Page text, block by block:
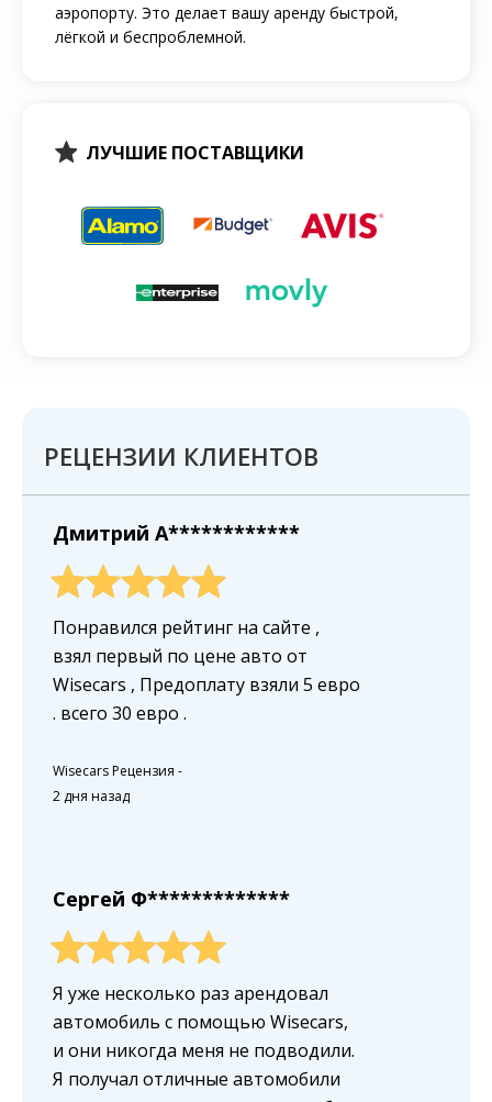
аэропорту. Это делает вашу аренду быстрой,
лёгкой и беспроблемной.
ЛУЧШИЕ ПОСТАВЩИКИ
РЕЦЕНЗИИ КЛИЕНТОВ
Дмитрий A************
Понравился рейтинг на сайте ,
взял первый по цене авто от
Wisecars , Предоплату взяли 5 евро
. всего 30 евро .
Wisecars Рецензия -
2 дня назад
Сергей Ф*************
Я уже несколько раз арендовал
автомобиль с помощью Wisecars,
и они никогда меня не подводили.
Я получал отличные автомобили